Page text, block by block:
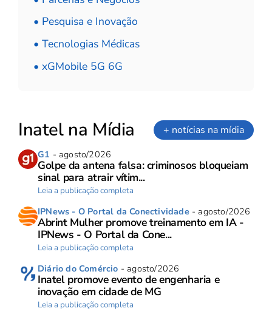
• Pesquisa e Inovação
• Tecnologias Médicas
• xGMobile 5G 6G
Inatel na Mídia + notícias na mídia
G1 - agosto/2026
Golpe da antena falsa: criminosos bloqueiam
sinal para atrair vítim...
Leia a publicação completa
IPNews - O Portal da Conectividade- agosto/2026
Abrint Mulher promove treinamento em IA -
IPNews - O Portal da Cone...
Leia a publicação completa
Diário do Comércio - agosto/2026
Inatel promove evento de engenharia e
inovação em cidade de MG
Leia a publicação completa